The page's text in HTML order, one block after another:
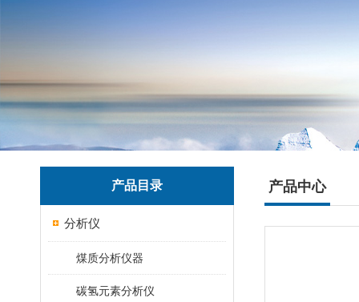
产品目录
分析仪
煤质分析仪器
碳氢元素分析仪
产品中心